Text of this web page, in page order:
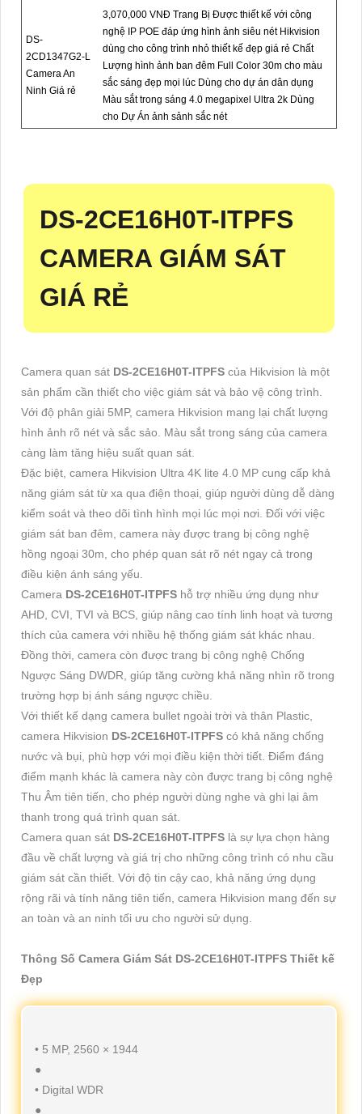
DS-
2CD1347G2-L
Camera An
Ninh Giá rẻ
3,070,000 VNĐ Trang Bị Được thiết kế với công
nghệ IP POE đáp ứng hình ảnh siêu nét Hikvision
dùng cho công trình nhỏ thiết kế đẹp giá rẻ Chất
Lượng hình ảnh ban đêm Full Color 30m cho màu
sắc sáng đẹp mọi lúc Dùng cho dự án dân dụng
Màu sắt trong sáng 4.0 megapixel Ultra 2k Dùng
cho Dự Án ảnh sảnh sắc nét
DS-2CE16H0T-ITPFS
CAMERA GIÁM SÁT
GIÁ RẺ
Camera quan sát DS-2CE16H0T-ITPFS của Hikvision là một
sản phẩm cần thiết cho việc giám sát và bảo vệ công trình.
Với độ phân giải 5MP, camera Hikvision mang lại chất lượng
hình ảnh rõ nét và sắc sảo. Màu sắt trong sáng của camera
càng làm tăng hiệu suất quan sát.
Đặc biệt, camera Hikvision Ultra 4K lite 4.0 MP cung cấp khả
năng giám sát từ xa qua điện thoại, giúp người dùng dễ dàng
kiểm soát và theo dõi tình hình mọi lúc mọi nơi. Đối với việc
giám sát ban đêm, camera này được trang bị công nghệ
hồng ngoại 30m, cho phép quan sát rõ nét ngay cả trong
điều kiện ánh sáng yếu.
Camera DS-2CE16H0T-ITPFS hỗ trợ nhiều ứng dụng như
AHD, CVI, TVI và BCS, giúp nâng cao tính linh hoạt và tương
thích của camera với nhiều hệ thống giám sát khác nhau.
Đồng thời, camera còn được trang bị công nghệ Chống
Ngược Sáng DWDR, giúp tăng cường khả năng nhìn rõ trong
trường hợp bị ánh sáng ngược chiều.
Với thiết kế dạng camera bullet ngoài trời và thân Plastic,
camera Hikvision DS-2CE16H0T-ITPFS có khả năng chống
nước và bụi, phù hợp với mọi điều kiện thời tiết. Điểm đáng
điểm mạnh khác là camera này còn được trang bị công nghệ
Thu Âm tiên tiến, cho phép người dùng nghe và ghi lại âm
thanh trong quá trình quan sát.
Camera quan sát DS-2CE16H0T-ITPFS là sự lựa chọn hàng
đầu về chất lượng và giá trị cho những công trình có nhu cầu
giám sát cần thiết. Với độ tin cậy cao, khả năng ứng dụng
rộng rãi và tính năng tiên tiến, camera Hikvision mang đến sự
an toàn và an ninh tối ưu cho người sử dụng.
Thông Số Camera Giám Sát DS-2CE16H0T-ITPFS Thiết kế
Đẹp
• 5 MP, 2560 × 1944
●
• Digital WDR
●